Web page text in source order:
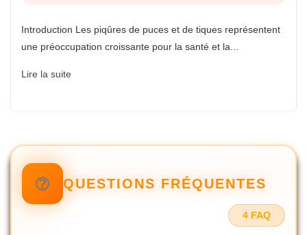
Introduction Les piqûres de puces et de tiques représentent
une préoccupation croissante pour la santé et la...
Lire la suite
QUESTIONS FRÉQUENTES
4 FAQ